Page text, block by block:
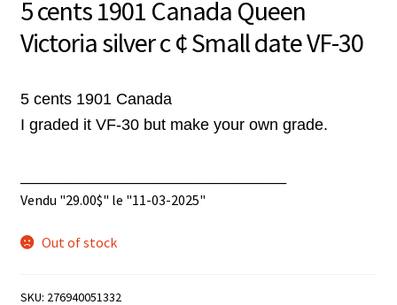
5 cents 1901 Canada Queen
Victoria silver c ¢ Small date VF-30
5 cents 1901 Canada
I graded it VF-30 but make your own grade.
Vendu "29.00$" le "11-03-2025"
Out of stock
SKU: 276940051332